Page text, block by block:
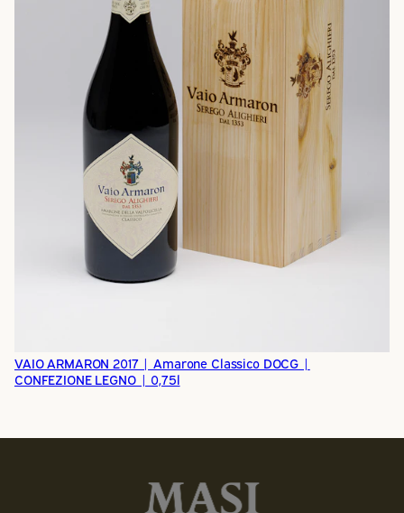
VAIO ARMARON 2017 | Amarone Classico DOCG |
CONFEZIONE LEGNO | 0,75l